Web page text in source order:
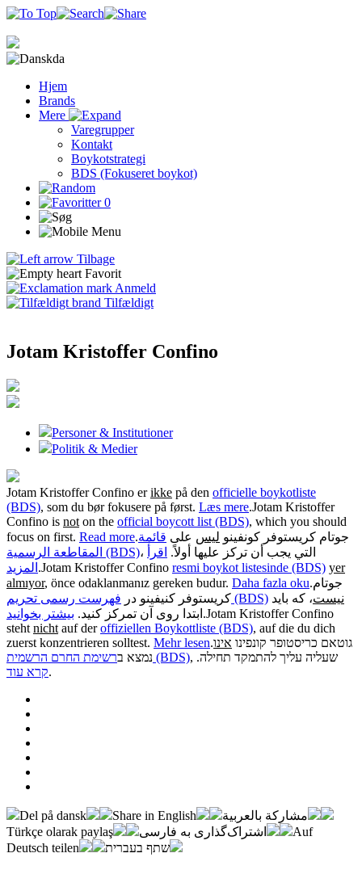
da
Hjem
Brands
Mere
Varegrupper
Kontakt
Boykotstrategi
BDS (Fokuseret boykot)
0
Tilbage
Favorit
Anmeld
Tilfældigt
Jotam Kristoffer Confino
Personer & Institutioner
Politik & Medier
Jotam Kristoffer Confino erikke på den officielle boykotliste
(BDS), som du bør fokusere på først. Læs mere.Jotam Kristoffer
Confino is not on the official boycott list (BDS), which you should
focus on first. Read more. جوتام كريستوفر كونفينو ليس على قائمة
المقاطعة الرسمية (BDS)
، التي يجب أن تركز عليها أولاً. اقرأ
المزيد .Jotam Kristoffer Confino resmi boykot listesinde (BDS) yer
almıyor, önce odaklanmanız gereken budur. Daha fazla oku.جوتام
کریستوفر کنیفینو در فهرست رسمی تحریم (BDS) نیست، که باید
ابتدا روی آن تمرکز کنید. بیشتر بخوانید .Jotam Kristoffer Confino
steht nicht auf deroffiziellen Boykottliste (BDS), auf die du dich
zuerst konzentrieren solltest. Mehr lesen. גוטאם כריסטופר קונפינו אינו
נמצא ב רשימת החרם הרשמית (BDS) , שעליה עליך להתמקד תחילה.
קרא עוד.
Del på dansk Share in English
مشاركة بالعربية
Türkçe olarak paylaş
اشتراک‌گذاری به فارسی
Auf
Deutsch teilen
שתף בעברית